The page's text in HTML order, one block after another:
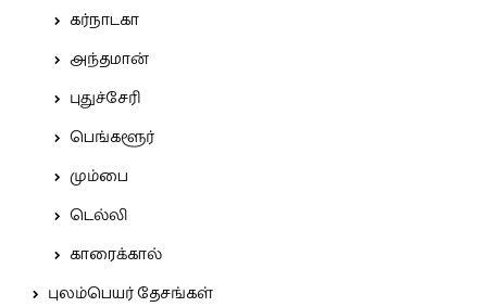
கர்நாடகா
அந்தமான்
புதுச்சேரி
பெங்களூர்
மும்பை
டெல்லி
காரைக்கால்
புலம்பெயர் தேசங்கள்